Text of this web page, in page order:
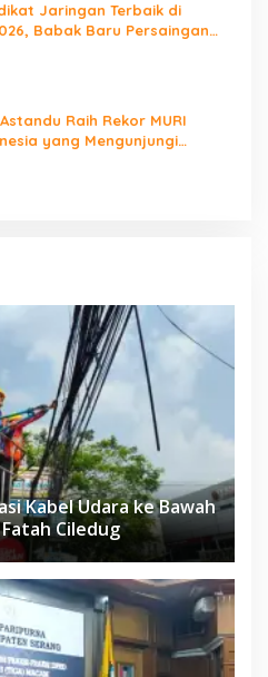
Jaringan Terbaik di
Babak Baru Persaingan
Raih Rekor MURI
yang Mengunjungi
Kabel Udara ke Bawah
Ciledug